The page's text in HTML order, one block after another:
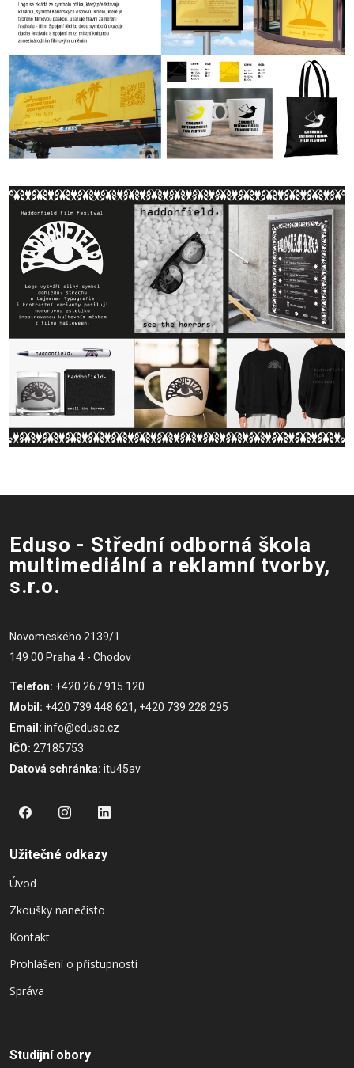
Eduso - Střední odborná škola
multimediální a reklamní tvorby,
s.r.o.
Novomeského 2139/1
149 00 Praha 4 - Chodov
Telefon: +420 267 915 120
Mobil: +420 739 448 621, +420 739 228 295
Email: info@eduso.cz
IČO: 27185753
Datová schránka: itu45av
Užitečné odkazy
Úvod
Zkoušky nanečisto
Kontakt
Prohlášení o přístupnosti
Správa
Studijní obory